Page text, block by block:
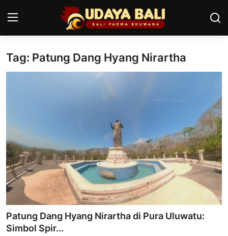
Home
Kearifan lokal
Alam Bali
Kisah
Tag: Patung Dang Hyang Nirartha
Patung Dang Hyang Nirartha di Pura Uluwatu:
Simbol Spir...